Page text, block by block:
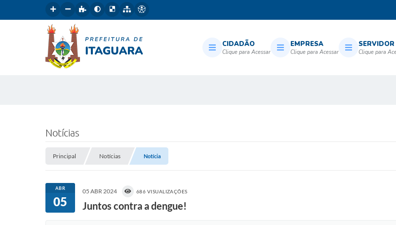
CIDADÃO EMPRESA SERVIDOR
Notícias
Principal Notícias Notícia
ABR
05
05 ABR 2024 686 VISUALIZAÇÕES
Juntos contra a dengue!